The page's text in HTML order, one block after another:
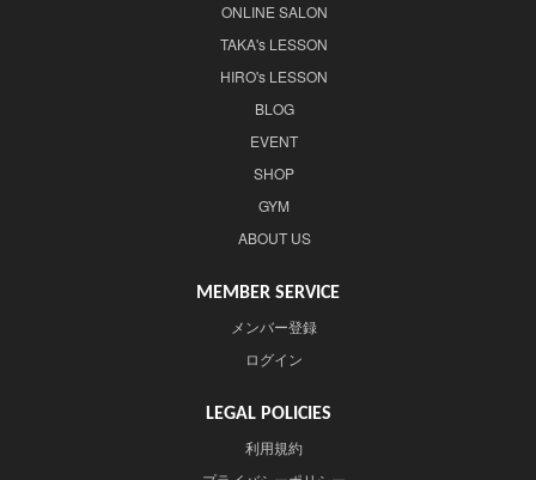
ONLINE SALON
TAKA's LESSON
HIRO's LESSON
BLOG
EVENT
SHOP
GYM
ABOUT US
MEMBER SERVICE
メンバー登録
ログイン
LEGAL POLICIES
利用規約